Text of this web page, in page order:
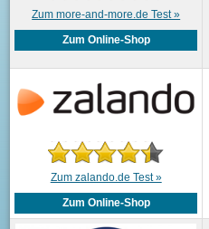
Zum more-and-more.de Test »
Zum Online-Shop
Zum zalando.de Test »
Zum Online-Shop